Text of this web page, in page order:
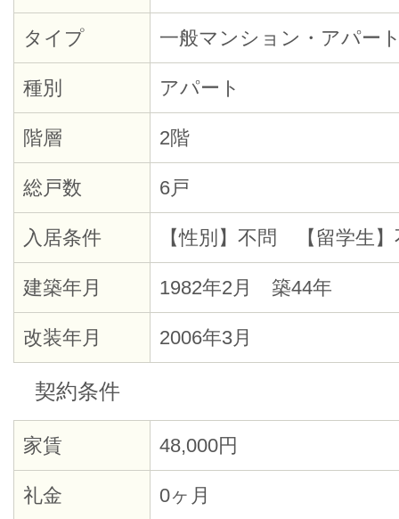
タイプ 一般マンション・アパー
種別 アパート
階層 2階
総戸数 6戸
入居条件 【性別】不問 【留学生】
建築年月 1982年2月 築44年
改装年月 2006年3月
契約条件
家賃 48,000円
礼金 0ヶ月